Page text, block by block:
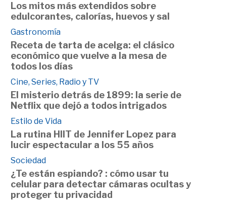
Los mitos más extendidos sobre
edulcorantes, calorías, huevos y sal
Gastronomía
Receta de tarta de acelga: el clásico
económico que vuelve a la mesa de
todos los días
Cine, Series, Radio y TV
El misterio detrás de 1899: la serie de
Netflix que dejó a todos intrigados
Estilo de Vida
La rutina HIIT de Jennifer Lopez para
lucir espectacular a los 55 años
Sociedad
¿Te están espiando? : cómo usar tu
celular para detectar cámaras ocultas y
proteger tu privacidad